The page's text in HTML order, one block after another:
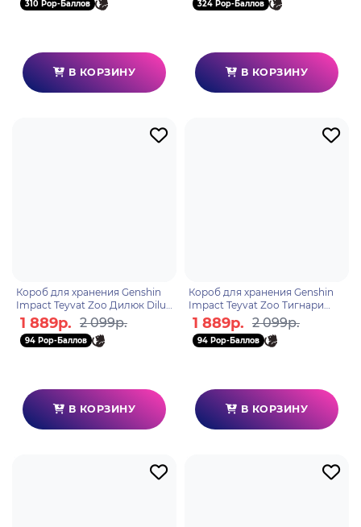
310 Pop-Баллов
В КОРЗИНУ
324 Pop-Баллов
В КОРЗИНУ
Короб для хранения Genshin
Impact Teyvat Zoo Дилюк Diluc
6942421130536
1 889р. 2 099р.
94 Pop-Баллов
В КОРЗИНУ
Короб для хранения Genshin
Impact Teyvat Zoo Тигнари
Tighnari 6942421130574
1 889р. 2 099р.
94 Pop-Баллов
В КОРЗИНУ